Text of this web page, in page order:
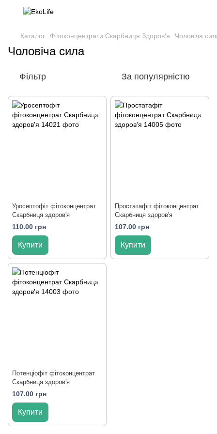
Каталог Фітоконцентрати Скарбниця Здоров'я Чоловіча
Чоловіча сила
Фільтр За популярністю
Уросептофіт фітоконцентрат
Скарбниця здоров'я
110.00 грн
Купити
Простатафіт фітоконцентрат
Скарбниця здоров'я
107.00 грн
Купити
Потенціофіт фітоконцентрат
Скарбниця здоров'я
107.00 грн
Купити